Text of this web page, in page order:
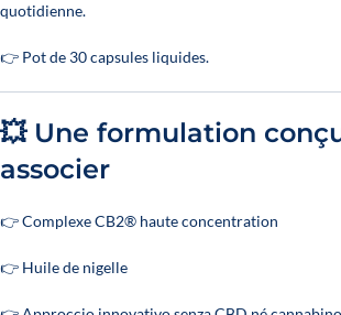
quotidienne.
👉 Pot de 30 capsules liquides.
💥 Une formulation
associer
👉 Complexe CB2® haute concentration
👉 Huile de nigelle